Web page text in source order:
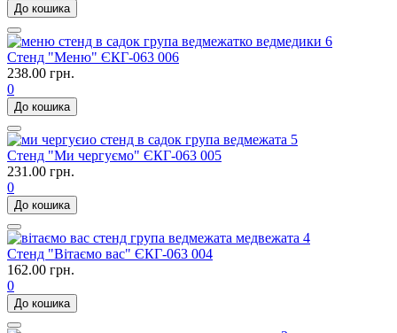
До кошика
Стенд "Меню" ЄКГ-063 006
238.00 грн.
0
До кошика
Стенд "Ми чергуємо" ЄКГ-063 005
231.00 грн.
0
До кошика
Стенд "Вітаємо вас" ЄКГ-063 004
162.00 грн.
0
До кошика